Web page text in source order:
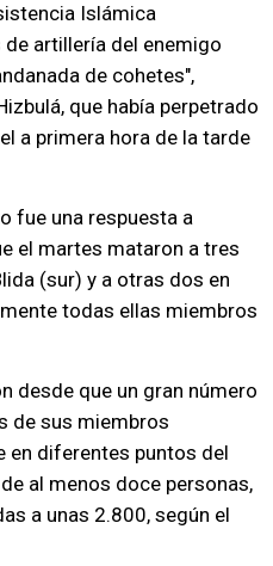
Islámica
artillería del enemigo
de cohetes",
que había perpetrado
a primera hora de la tarde
fue una respuesta a
el martes mataron a tres
(sur) y a otras dos en
todas ellas miembros
desde que un gran número
de sus miembros
en diferentes puntos del
al menos doce personas,
a unas 2.800, según el